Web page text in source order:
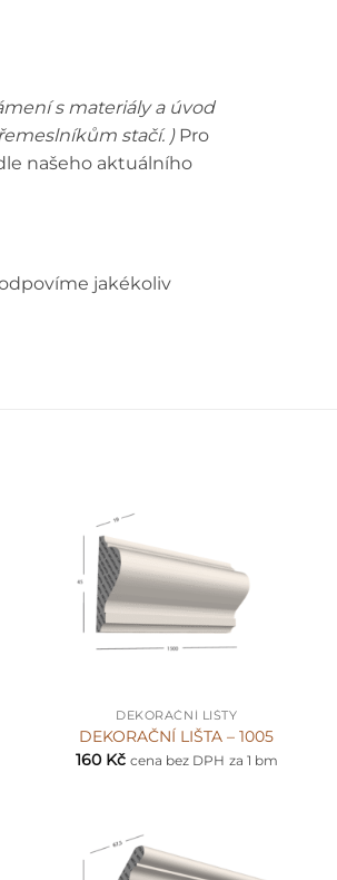
s materiály a úvod
stačí. )Pro
našeho aktuálního
jakékoliv
DEKORAČNÍ LIŠTY
DEKORAČNÍ LIŠTA – 1005
160 Kč cena bez DPH za 1 bm